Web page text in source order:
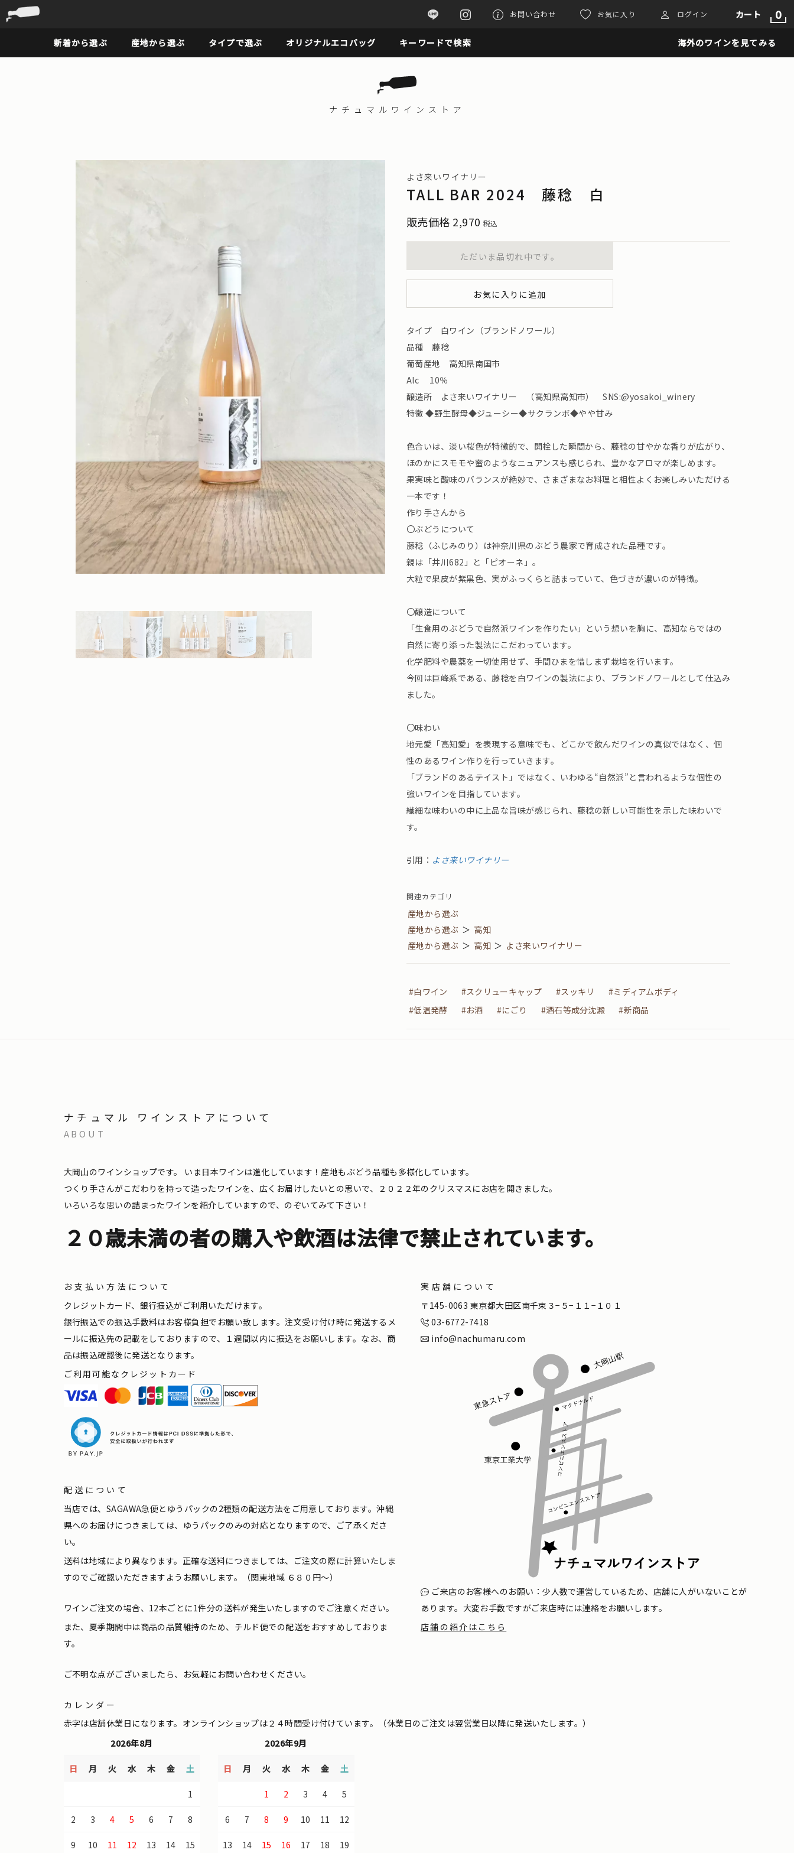
お問い合わせ お気に入り ログイン カート 0
新着から選ぶ 産地から選ぶ タイプで選ぶ オリジナルエコバッグ キーワードで検索 海外のワインを見てみる
ナチュマル ワインストア
よさ来いワイナリー
TALL BAR 2024 藤稔 白
販売価格 2,970 税込
ただいま品切れ中です。
お気に入りに追加
タイプ 白ワイン（ブランドノワール）
品種 藤稔
葡萄産地 高知県南国市
Alc 10％
醸造所 よさ来いワイナリー （高知県高知市） SNS:@yosakoi_winery
特徴 ◆野生酵母◆ジューシー◆サクランボ◆やや甘み
色合いは、淡い桜色が特徴的で、開栓した瞬間から、藤稔の甘やかな香りが広がり、
ほのかにスモモや蜜のようなニュアンスも感じられ、豊かなアロマが楽しめます。
果実味と酸味のバランスが絶妙で、さまざまなお料理と相性よくお楽しみいただける
一本です！
作り手さんから
〇ぶどうについて
藤稔（ふじみのり）は神奈川県のぶどう農家で育成された品種です。
親は「井川682」と「ピオーネ」。
大粒で果皮が紫黒色、実がふっくらと詰まっていて、色づきが濃いのが特徴。
〇醸造について
「生食用のぶどうで自然派ワインを作りたい」という想いを胸に、高知ならではの
自然に寄り添った製法にこだわっています。
化学肥料や農薬を一切使用せず、手間ひまを惜しまず栽培を行います。
今回は巨峰系である、藤稔を白ワインの製法により、ブランドノワールとして仕込み
ました。
〇味わい
地元愛「高知愛」を表現する意味でも、どこかで飲んだワインの真似ではなく、個
性のあるワイン作りを行っていきます。
「ブランドのあるテイスト」ではなく、いわゆる“自然派”と言われるような個性の
強いワインを目指しています。
繊細な味わいの中に上品な旨味が感じられ、藤稔の新しい可能性を示した味わいで
す。
引用： よさ来いワイナリー
関連カテゴリ
産地から選ぶ
産地から選ぶ ＞ 高知
産地から選ぶ ＞ 高知 ＞ よさ来いワイナリー
#白ワイン #スクリューキャップ #スッキリ
#ミディアムボディ
#低温発酵
#お酒 #にごり #酒石等成分沈澱 #新商品
ナチュマル ワインストアについて
ABOUT
大岡山のワインショップです。
いま日本ワインは進化しています！産地もぶどう品種も多様化しています。
つくり手さんがこだわりを持って造ったワインを、広くお届けしたいとの思いで、２０２２年のクリスマスにお店を開きました。
いろいろな思いの詰まったワインを紹介していますので、のぞいてみて下さい！
２０歳未満の者の購入や飲酒は法律で禁止されています。
お支払い方法について
クレジットカード、銀行振込がご利用いただけます。
銀行振込での振込手数料はお客様負担でお願い致します。注文受け付け時に発送するメ
ールに振込先の記載をしておりますので、１週間以内に振込をお願いします。なお、商
品は振込確認後に発送となります。
ご利用可能なクレジットカード
配送について
当店では、SAGAWA急便とゆうパックの2種類の配送方法をご用意しております。沖縄
県へのお届けにつきましては、ゆうパックのみの対応となりますので、ご了承くださ
い。
送料は地域により異なります。正確な送料につきましては、ご注文の際に計算いたしま
すのでご確認いただきますようお願いします。（関東地域 ６８０円〜）
ワインご注文の場合、12本ごとに1件分の送料が発生いたしますのでご注意ください。
また、夏季期間中は商品の品質維持のため、チルド便での配送をおすすめしておりま
す。
ご不明な点がございましたら、お気軽にお問い合わせください。
実店舗について
〒145-0063 東京都大田区南千束３−５−１１−１０１
03-6772-7418
info@nachumaru.com
ご来店のお客様へのお願い：少人数で運営しているため、店舗に人がいないことが
あります。大変お手数ですがご来店時には連絡をお願いします。
店舗の紹介はこちら
カレンダー
赤字は店舗休業日になります。オンラインショップは２４時間受け付けています。（休業日のご注文は翌営業日以降に発送いたします。）
2026年8月
日 月 火 水 木 金 土
1
2 3 4 5 6 7 8
9 10 11 12 13 14 15
2026年9月
日 月 火 水 木 金 土
1 2 3 4 5
6 7 8 9 10 11 12
13 14 15 16 17 18 19